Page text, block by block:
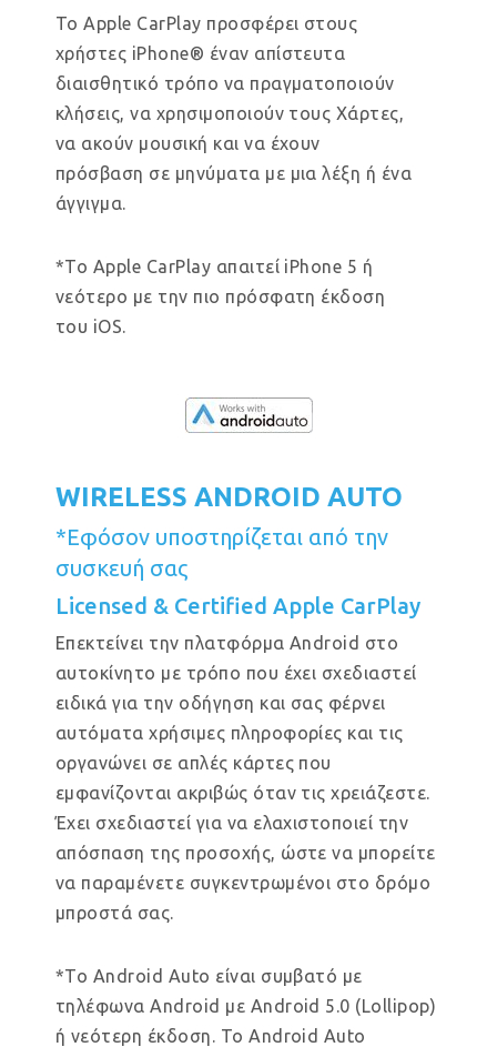
Το Apple CarPlay προσφέρει στους
χρήστες iPhone® έναν απίστευτα
διαισθητικό τρόπο να πραγματοποιούν
κλήσεις, να χρησιμοποιούν τους Χάρτες,
να ακούν μουσική και να έχουν
πρόσβαση σε μηνύματα με μια λέξη ή ένα
άγγιγμα.
*Το Apple CarPlay απαιτεί iPhone 5 ή
νεότερο με την πιο πρόσφατη έκδοση
του iOS.
WIRELESS ANDROID AUTO
*Εφόσον υποστηρίζεται από την
συσκευή σας
Licensed & Certified Apple CarPlay
Επεκτείνει την πλατφόρμα Android στο
αυτοκίνητο με τρόπο που έχει σχεδιαστεί
ειδικά για την οδήγηση και σας φέρνει
αυτόματα χρήσιμες πληροφορίες και τις
οργανώνει σε απλές κάρτες που
εμφανίζονται ακριβώς όταν τις χρειάζεστε.
Έχει σχεδιαστεί για να ελαχιστοποιεί την
απόσπαση της προσοχής, ώστε να μπορείτε
να παραμένετε συγκεντρωμένοι στο δρόμο
μπροστά σας.
*Το Android Auto είναι συμβατό με
τηλέφωνα Android με Android 5.0 (Lollipop)
ή νεότερη έκδοση. Το Android Auto